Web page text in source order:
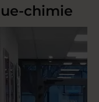
chimie